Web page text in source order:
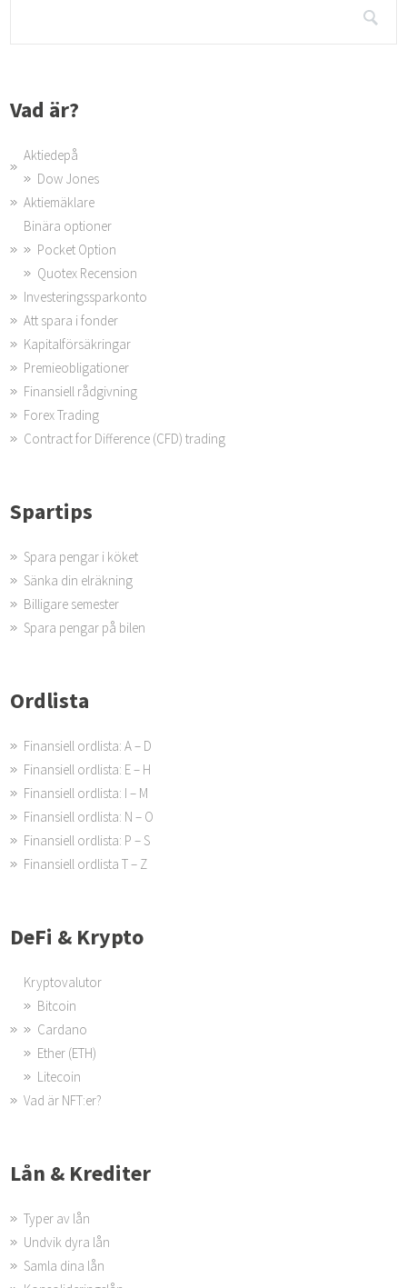
Vad är?
Aktiedepå
Dow Jones
Aktiemäklare
Binära optioner
Pocket Option
Quotex Recension
Investeringssparkonto
Att spara i fonder
Kapitalförsäkringar
Premieobligationer
Finansiell rådgivning
Forex Trading
Contract for Difference (CFD) trading
Spartips
Spara pengar i köket
Sänka din elräkning
Billigare semester
Spara pengar på bilen
Ordlista
Finansiell ordlista: A – D
Finansiell ordlista: E – H
Finansiell ordlista: I – M
Finansiell ordlista: N – O
Finansiell ordlista: P – S
Finansiell ordlista T – Z
DeFi & Krypto
Kryptovalutor
Bitcoin
Cardano
Ether (ETH)
Litecoin
Vad är NFT:er?
Lån & Krediter
Typer av lån
Undvik dyra lån
Samla dina lån